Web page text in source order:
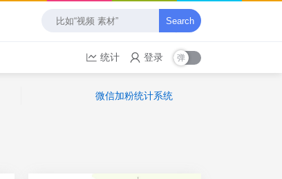
Search
统计 登录
微信加粉统计系统